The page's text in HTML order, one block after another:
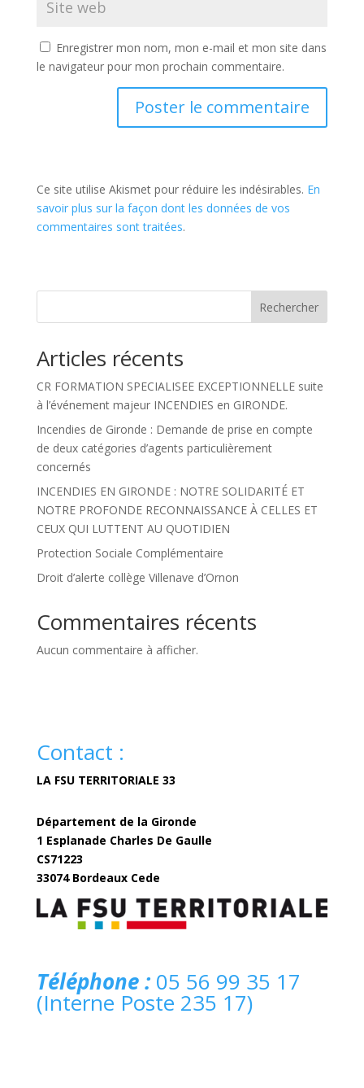
Enregistrer mon nom, mon e-mail et mon site dans
le navigateur pour mon prochain commentaire.
Ce site utilise Akismet pour réduire les indésirables. En
savoir plus sur la façon dont les données de vos
commentaires sont traitées.
Rechercher
Articles récents
CR FORMATION SPECIALISEE EXCEPTIONNELLE suite
à l’événement majeur INCENDIES en GIRONDE.
Incendies de Gironde : Demande de prise en compte
de deux catégories d’agents particulièrement
concernés
INCENDIES EN GIRONDE : NOTRE SOLIDARITÉ ET
NOTRE PROFONDE RECONNAISSANCE À CELLES ET
CEUX QUI LUTTENT AU QUOTIDIEN
Protection Sociale Complémentaire
Droit d’alerte collège Villenave d’Ornon
Commentaires récents
Aucun commentaire à afficher.
Contact :
LA FSU TERRITORIALE 33
Département de la Gironde
1 Esplanade Charles De Gaulle
CS71223
33074 Bordeaux Cede
Téléphone :05 56 99 35 17
(Interne Poste 235 17)